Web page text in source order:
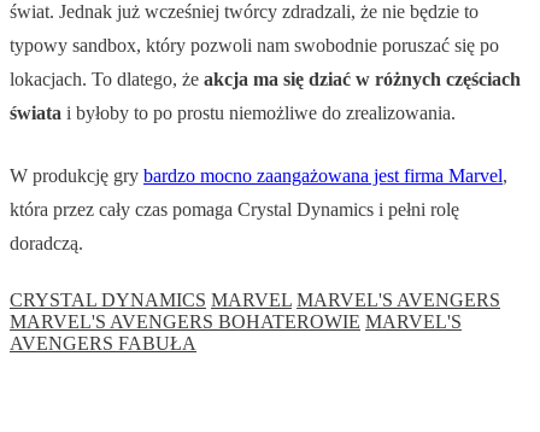
świat. Jednak już wcześniej twórcy zdradzali, że nie będzie to
typowy sandbox, który pozwoli nam swobodnie poruszać się po
lokacjach. To dlatego, że akcja ma się dziać w różnych częściach
świata i byłoby to po prostu niemożliwe do zrealizowania.
W produkcję gry bardzo mocno zaangażowana jest firma Marvel,
która przez cały czas pomaga Crystal Dynamics i pełni rolę
doradczą.
CRYSTAL DYNAMICS MARVEL MARVEL'S AVENGERS
MARVEL'S AVENGERS BOHATEROWIE MARVEL'S
AVENGERS FABUŁA